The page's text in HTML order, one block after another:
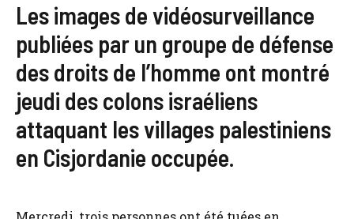
Les images de vidéosurveillance
publiées par un groupe de défense
des droits de l’homme ont montré
jeudi des colons israéliens
attaquant les villages palestiniens
en Cisjordanie occupée.